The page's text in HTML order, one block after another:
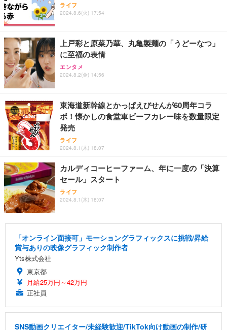
ライフ
2024.8.6(火) 17:54
上戸彩と原菜乃華、丸亀製麺の「うどーなつ」
に至福の表情
エンタメ
2024.8.2(金) 14:56
東海道新幹線とかっぱえびせんが60周年コラ
ボ！懐かしの食堂車ビーフカレー味を数量限定
発売
ライフ
2024.8.1(木) 18:07
カルディコーヒーファーム、年に一度の「決算
セール」スタート
ライフ
2024.8.1(木) 18:07
「オンライン面接可」モーショングラフィックスに挑戦/昇給
賞与ありの映像グラフィック制作者
Yts株式会社
東京都
月給25万円～42万円
正社員
SNS動画クリエイター/未経験歓迎/TikTok向け動画の制作/研